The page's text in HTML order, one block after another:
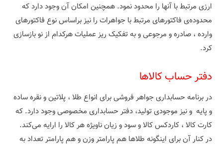
ارزی مرتبط با آنها را محدود نمود. همچنین امکان آن وجود دارد که
محدوده‌ی فاکتورهای مرتبط با جواهرات را نیز براساس نوع فاکتورهای
وارده ، صادره و مرجوعی و به تفکیک ریز عملیات هرکدام از نو بازسازی
کرد.
دفتر حساب کالاها
در برنامه حسابداری جواهر فروشی برای انواع طلا ، پلاتین و نقره ساده
و پایه و نیز موجودی تولید، دفتر حسابداری مخصوصی وجود دارد. که
کارت کالا ، کاردکس کالا و سود و زیان ناویژه هر کالا را ارایه می‌کند.
در کنار آن برای اینگونه طلاها هم پارامتر وزن و هم پارامتر تعداد به